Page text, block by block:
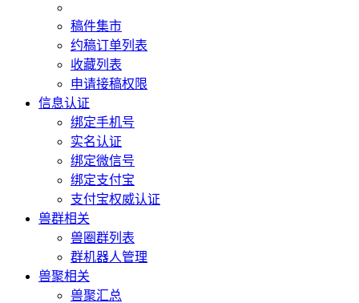
稿件集市
约稿订单列表
收藏列表
申请接稿权限
信息认证
绑定手机号
实名认证
绑定微信号
绑定支付宝
支付宝权威认证
兽群相关
兽圈群列表
群机器人管理
兽聚相关
兽聚汇总